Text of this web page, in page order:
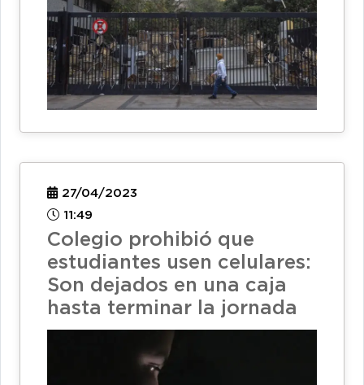
27/04/2023
11:49
Colegio prohibió que
estudiantes usen celulares:
Son dejados en una caja
hasta terminar la jornada